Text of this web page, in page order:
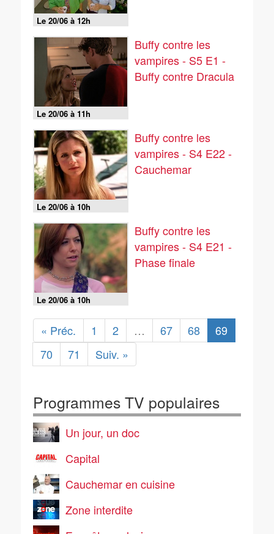
Le 20/06 à 12h
Le 20/06 à 11h
Buffy contre les
vampires - S5 E1 -
Buffy contre Dracula
Le 20/06 à 10h
Buffy contre les
vampires - S4 E22 -
Cauchemar
Le 20/06 à 10h
Buffy contre les
vampires - S4 E21 -
Phase finale
« Préc. 1 2 … 67 68
69
70
71 Suiv. »
Programmes TV populaires
Un jour, un doc
Capital
Cauchemar en cuisine
Zone interdite